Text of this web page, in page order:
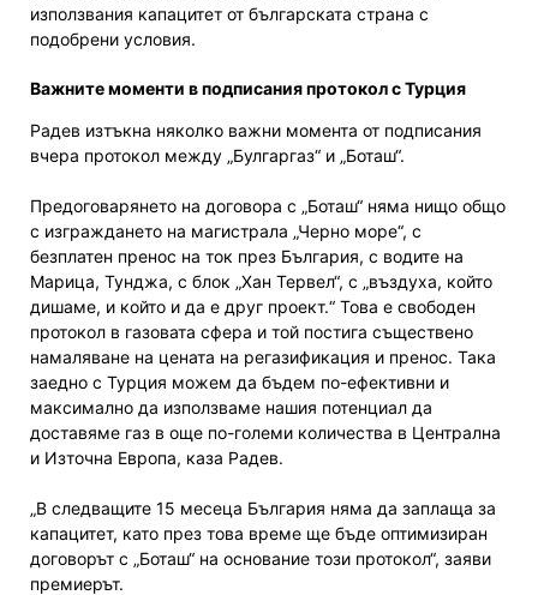
използвания капацитет от българската страна с
подобрени условия.
Важните моменти в подписания протокол с Турция
Радев изтъкна няколко важни момента от подписания
вчера протокол между „Булгаргаз“ и „Боташ“.
Предоговарянето на договора с „Боташ“ няма нищо общо
с изграждането на магистрала „Черно море“, с
безплатен пренос на ток през България, с водите на
Марица, Тунджа, с блок „Хан Тервел“, с „въздуха, който
дишаме, и който и да е друг проект.“ Това е свободен
протокол в газовата сфера и той постига съществено
намаляване на цената на регазификация и пренос. Така
заедно с Турция можем да бъдем по-ефективни и
максимално да използваме нашия потенциал да
доставяме газ в още по-големи количества в Централна
и Източна Европа, каза Радев.
„В следващите 15 месеца България няма да заплаща за
капацитет, като през това време ще бъде оптимизиран
договорът с „Боташ“ на основание този протокол“, заяви
премиерът.